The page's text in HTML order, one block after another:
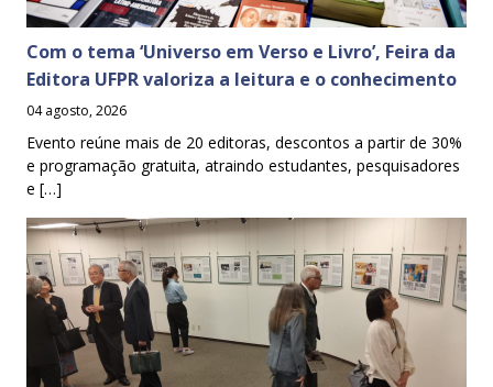
Com o tema ‘Universo em Verso e Livro’, Feira da
Editora UFPR valoriza a leitura e o conhecimento
04 agosto, 2026
Evento reúne mais de 20 editoras, descontos a partir de 30%
e programação gratuita, atraindo estudantes, pesquisadores
e […]